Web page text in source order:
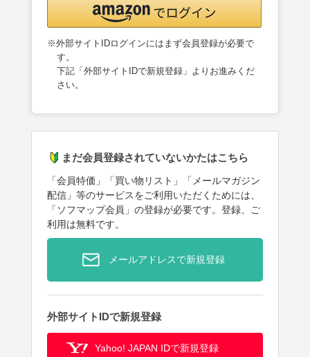
※外部サイトIDログインにはまず会員登録が必要で
す。
下記「外部サイトIDで新規登録」よりお進みくだ
さい。
まだ会員登録されていないかたはこちら
「会員特価」「買い物リスト」「メールマガジン
配信」等のサービスをご利用いただくためには、
「ソフマップ会員」の登録が必要です。登録、ご
利用は無料です。
メールアドレスで新規登録
外部サイトIDで新規登録
Yahoo! JAPAN IDで新規登録